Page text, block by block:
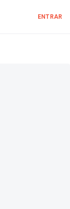
ENTRAR